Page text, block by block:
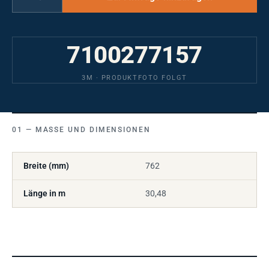
7100277157
3M · PRODUKTFOTO FOLGT
MASSE UND DIMENSIONEN
Breite (mm) 762
Länge in m 30,48